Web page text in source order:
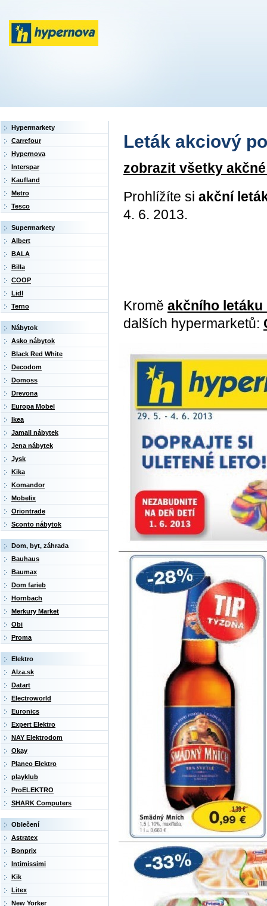
Leták akciový
zobrazit všetky
Prohlížíte si akční
4. 6. 2013.
Kromě akčního letáku
dalších hypermarketů:
Hypermarkety
Carrefour
Hypernova
Interspar
Kaufland
Metro
Tesco
Supermarkety
Albert
BALA
Billa
COOP
Lidl
Terno
Nábytok
Asko nábytok
Black Red White
Decodom
Domoss
Drevona
Europa Mobel
Ikea
Jamall nábytek
Jena nábytek
Jysk
Kika
Komandor
Mobelix
Oriontrade
Sconto nábytok
Dom, byt, záhrada
Bauhaus
Baumax
Dom farieb
Hornbach
Merkury Market
Obi
Proma
Elektro
Alza.sk
Datart
Electroworld
Euronics
Expert Elektro
NAY Elektrodom
Okay
Planeo Elektro
playklub
ProELEKTRO
SHARK Computers
Oblečení
Astratex
Bonprix
Intimissimi
Kik
Litex
New Yorker